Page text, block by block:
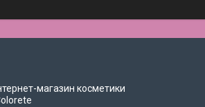
магазин косметики